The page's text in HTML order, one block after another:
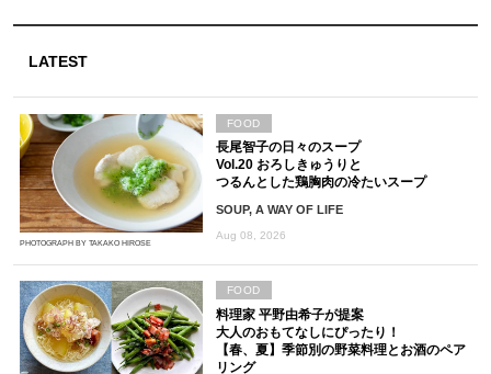
LATEST
PHOTOGRAPH BY TAKAKO HIROSE
長尾智子の日々のスープ
Vol.20 おろしきゅうりと
つるんとした鶏胸肉の冷たいスープ
SOUP, A WAY OF LIFE
Aug 08, 2026
FOOD
料理家 平野由希子が提案
大人のおもてなしにぴったり！
【春、夏】季節別の野菜料理とお酒のペア
リング
FOOD